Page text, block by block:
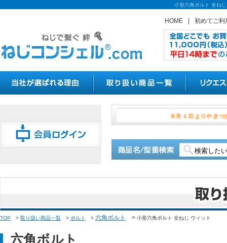
小形六角ボルト 全ね
HOME 初めてご利
８月１日
TOP > 取り扱い商品一覧 > ボルト > 六角ボルト > 小形六角ボルト 全ねじ ウィット
六角ボルト